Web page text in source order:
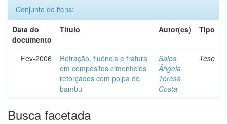
Conjunto de itens:
Data do
documento
Título Autor(es) Tipo
Fev-2006
Retração, fluência e fratura
em compósitos cimentícios
reforçados com polpa de
bambu
Sales,
Ângela
Teresa
Costa
Tese
Busca facetada